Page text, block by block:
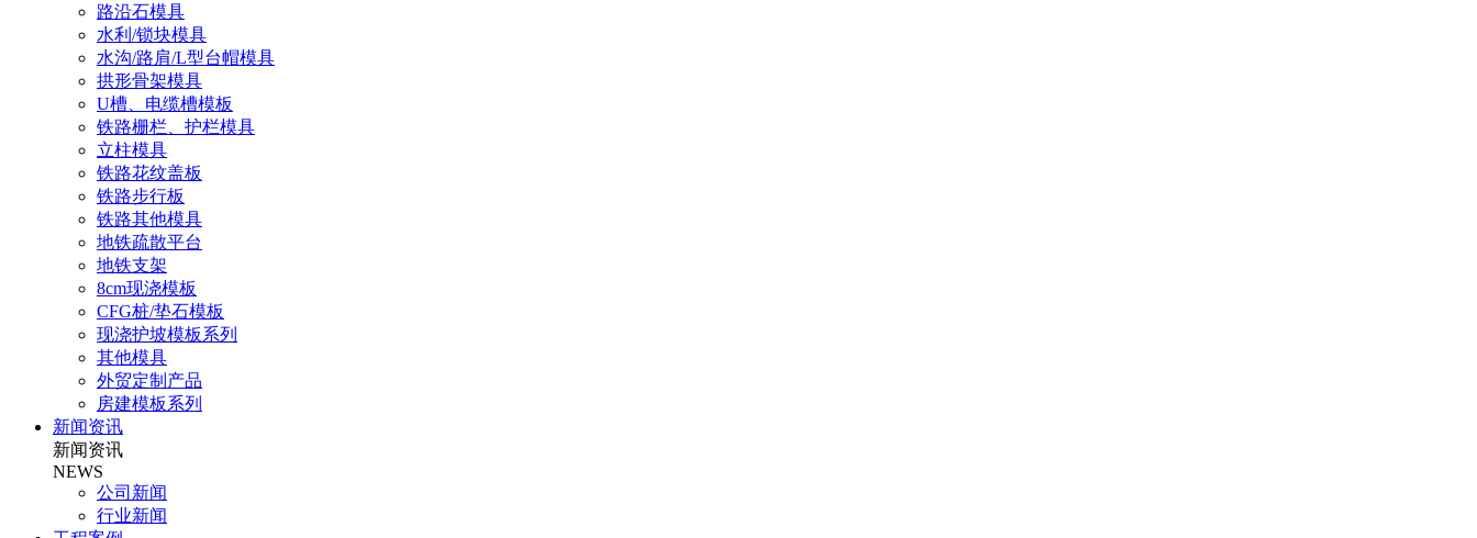
路沿石模具
水利/锁块模具
水沟/路肩/L型台帽模具
拱形骨架模具
U槽、电缆槽模板
铁路栅栏、护栏模具
立柱模具
铁路花纹盖板
铁路步行板
铁路其他模具
地铁疏散平台
地铁支架
8cm现浇模板
CFG桩/垫石模板
现浇护坡模板系列
其他模具
外贸定制产品
房建模板系列
新闻资讯
新闻资讯
NEWS
公司新闻
行业新闻